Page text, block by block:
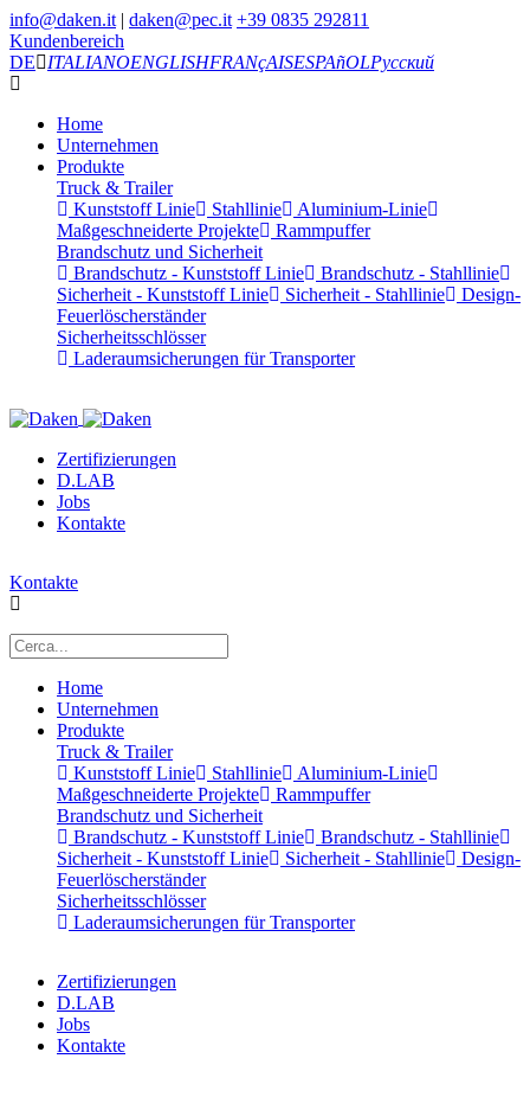
info@daken.it | daken@pec.it +39 0835 292811
Kundenbereich
DE
ITALIANOENGLISHFRANçAISESPAñOLРусский
Home
Unternehmen
Produkte
Truck & Trailer
Kunststoff Linie
Stahllinie
Aluminium-Linie
Maßgeschneiderte Projekte
Rammpuffer
Brandschutz und Sicherheit
Brandschutz - Kunststoff Linie
Brandschutz - Stahllinie
Sicherheit - Kunststoff Linie
Sicherheit - Stahllinie
Design-
Feuerlöscherständer
Sicherheitsschlösser
Laderaumsicherungen für Transporter
Zertifizierungen
D.LAB
Jobs
Kontakte
Kontakte
Home
Unternehmen
Produkte
Truck & Trailer
Kunststoff Linie
Stahllinie
Aluminium-Linie
Maßgeschneiderte Projekte
Rammpuffer
Brandschutz und Sicherheit
Brandschutz - Kunststoff Linie
Brandschutz - Stahllinie
Sicherheit - Kunststoff Linie
Sicherheit - Stahllinie
Design-
Feuerlöscherständer
Sicherheitsschlösser
Laderaumsicherungen für Transporter
Zertifizierungen
D.LAB
Jobs
Kontakte